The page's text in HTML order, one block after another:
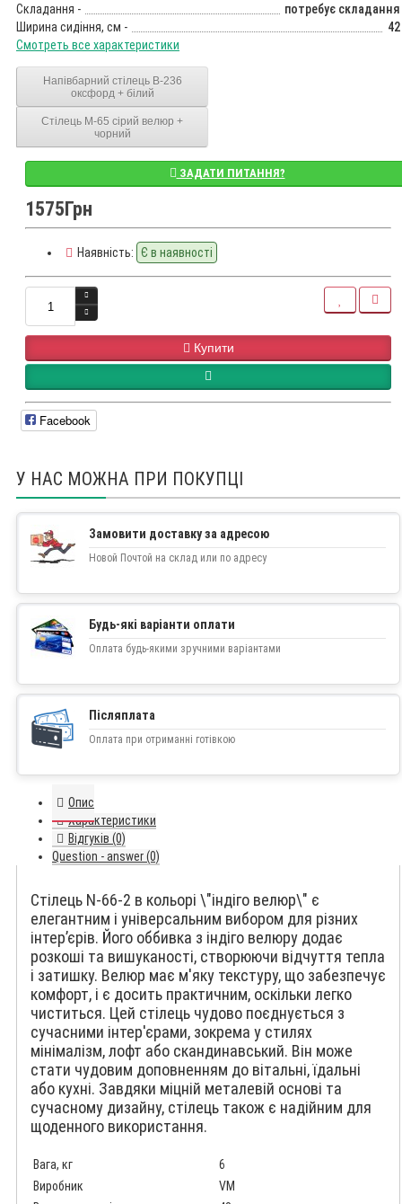
Складання -
потребує складання
Ширина сидіння, см -
42
Смотреть все характеристики
Напівбарний стілець B-236
оксфорд + білий
Стілець M-65 сірий велюр +
чорний
ЗАДАТИ ПИТАННЯ?
1575Грн
Наявність: Є в наявності
Купити
Facebook
У НАС МОЖНА ПРИ ПОКУПЦІ
Замовити доставку за адресою
Новой Почтой на склад или по адресу
Будь-які варіанти оплати
Оплата будь-якими зручними варіантами
Післяплата
Оплата при отриманні готівкою
Опис
Характеристики
Відгуків (0)
Question - answer (0)
Стілець N-66-2 в кольорі \"індіго велюр\" є
елегантним і універсальним вибором для різних
інтер’єрів. Його оббивка з індіго велюру додає
розкоші та вишуканості, створюючи відчуття тепла
і затишку. Велюр має м'яку текстуру, що забезпечує
комфорт, і є досить практичним, оскільки легко
чиститься. Цей стілець чудово поєднується з
сучасними інтер'єрами, зокрема у стилях
мінімалізм, лофт або скандинавський. Він може
стати чудовим доповненням до вітальні, їдальні
або кухні. Завдяки міцній металевій основі та
сучасному дизайну, стілець також є надійним для
щоденного використання.
Вага, кг
6
Виробник
VM